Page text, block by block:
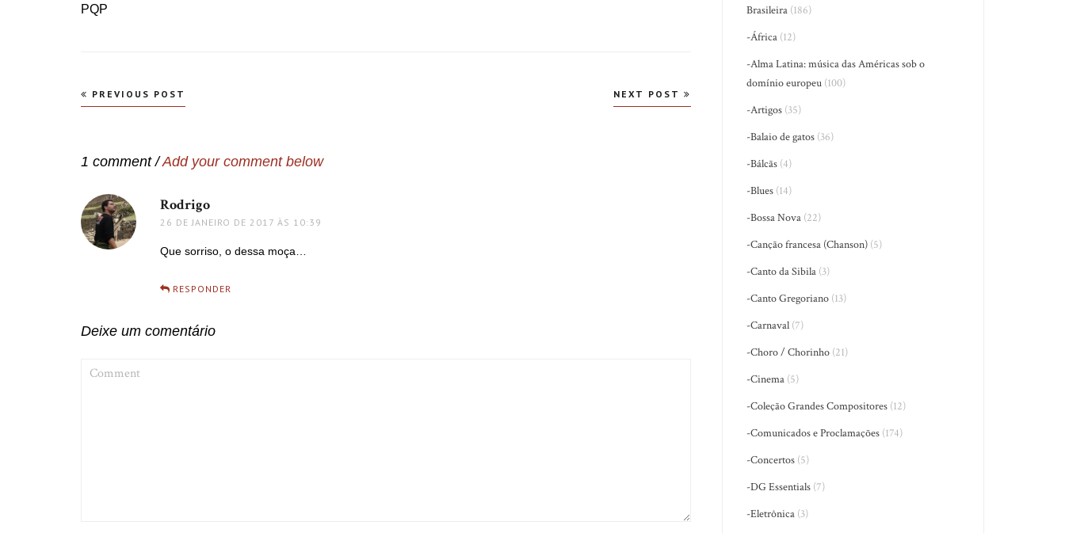
PQP
Navegação
PREVIOUS POST NEXT POST
1 comment /Add your comment below
Rodrigo
26 DE JANEIRO DE 2017 ÀS 10:39
Que sorriso, o dessa moça…
RESPONDER
Deixe um comentário
Brasileira (186)
-África (12)
-Alma Latina: música das Américas sob o
domínio europeu (100)
-Artigos (35)
-Balaio de gatos (36)
-Bálcãs (4)
-Blues (14)
-Bossa Nova (22)
-Canção francesa (Chanson) (5)
-Canto da Sibila (3)
-Canto Gregoriano (13)
-Carnaval (7)
-Choro / Chorinho (21)
-Cinema (5)
-Coleção Grandes Compositores (12)
-Comunicados e Proclamações (174)
-Concertos (5)
-DG Essentials (7)
-Eletrônica (3)